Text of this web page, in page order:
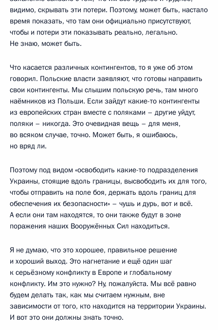
видимо, скрывать эти потери. Поэтому, может быть, настало
время показать, что там они официально присутствуют,
чтобы и потери эти показывать реально, легально.
Не знаю, может быть.
Что касается различных контингентов, то я уже об этом
говорил. Польские власти заявляют, что готовы направить
свои контингенты. Мы слышим польскую речь, там много
наёмников из Польши. Если зайдут какие-то контингенты
из европейских стран вместе с поляками – другие уйдут,
поляки – никогда. Это очевидная вещь – для меня,
во всяком случае, точно. Может быть, я ошибаюсь,
но вряд ли.
Поэтому под видом «освободить какие-то подразделения
Украины, стоящие вдоль границы, высвободить их для того,
чтобы отправить на поле боя, держать вдоль границ для
обеспечения их безопасности» – чушь и дурь, вот и всё.
А если они там находятся, то они также будут в зоне
поражения наших Вооружённых Сил находиться.
Я не думаю, что это хорошее, правильное решение
и хороший выход. Это нагнетание и ещё один шаг
к серьёзному конфликту в Европе и глобальному
конфликту. Им это нужно? Ну, пожалуйста. Мы всё равно
будем делать так, как мы считаем нужным, вне
зависимости от того, кто находится на территории Украины.
И вот это они должны знать точно.